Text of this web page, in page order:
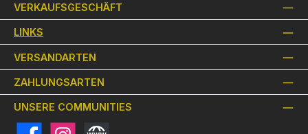
VERKAUFSGESCHÄFT
LINKS
VERSANDARTEN
ZAHLUNGSARTEN
UNSERE COMMUNITIES